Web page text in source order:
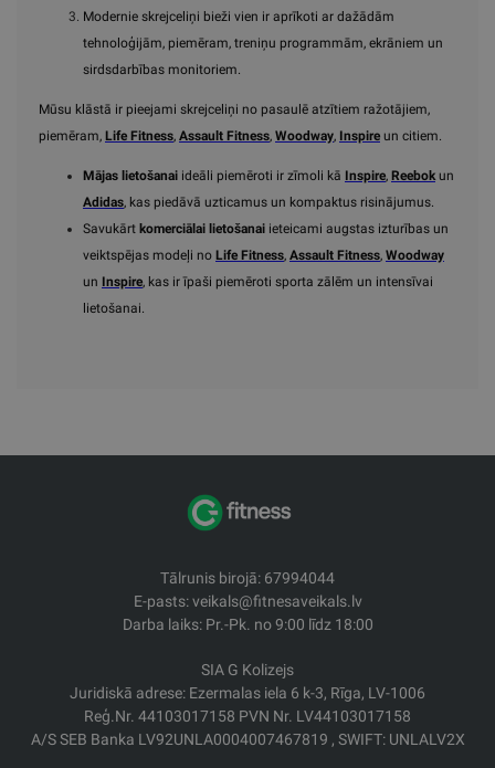
Modernie skrejceliņi bieži vien ir aprīkoti ar dažādām
tehnoloģijām, piemēram, treniņu programmām, ekrāniem un
sirdsdarbības monitoriem.
Mūsu klāstā ir pieejami skrejceliņi no pasaulē atzītiem ražotājiem,
piemēram, Life Fitness, Assault Fitness, Woodway, Inspire un citiem.
Mājas lietošanai ideāli piemēroti ir zīmoli kā Inspire, Reebokun
Adidas, kas piedāvā uzticamus un kompaktus risinājumus.
Savukārt komerciālai lietošanai ieteicami augstas izturības un
veiktspējas modeļi no Life Fitness, Assault Fitness, Woodway
un Inspire, kas ir īpaši piemēroti sporta zālēm un intensīvai
lietošanai.
Tālrunis birojā: 67994044
E-pasts: veikals@fitnesaveikals.lv
Darba laiks: Pr.-Pk. no 9:00 līdz 18:00
SIA G Kolizejs
Juridiskā adrese: Ezermalas iela 6 k-3, Rīga, LV-1006
Reģ.Nr. 44103017158 PVN Nr. LV44103017158
A/S SEB Banka LV92UNLA0004007467819 , SWIFT: UNLALV2X